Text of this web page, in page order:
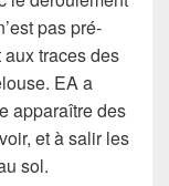
pas pré-
traces des
EA a
apparaître des
et à salir les
sol.